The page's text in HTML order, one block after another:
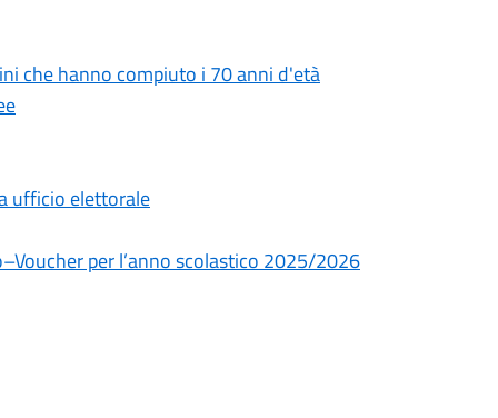
che hanno compiuto i 70 anni d'età
ufficio elettorale
per l’anno scolastico 2025/2026